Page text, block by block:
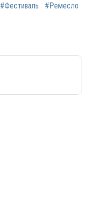
#Фестиваль #Ремесло